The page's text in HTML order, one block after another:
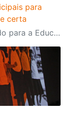
para
certa
Instituição lança novo programa voltado para a Educação Infantil e primeiros anos escolares no qual oferece, gratuitamente, formação e recursos pedagógicos para docentes e gestores de municípios paulistas